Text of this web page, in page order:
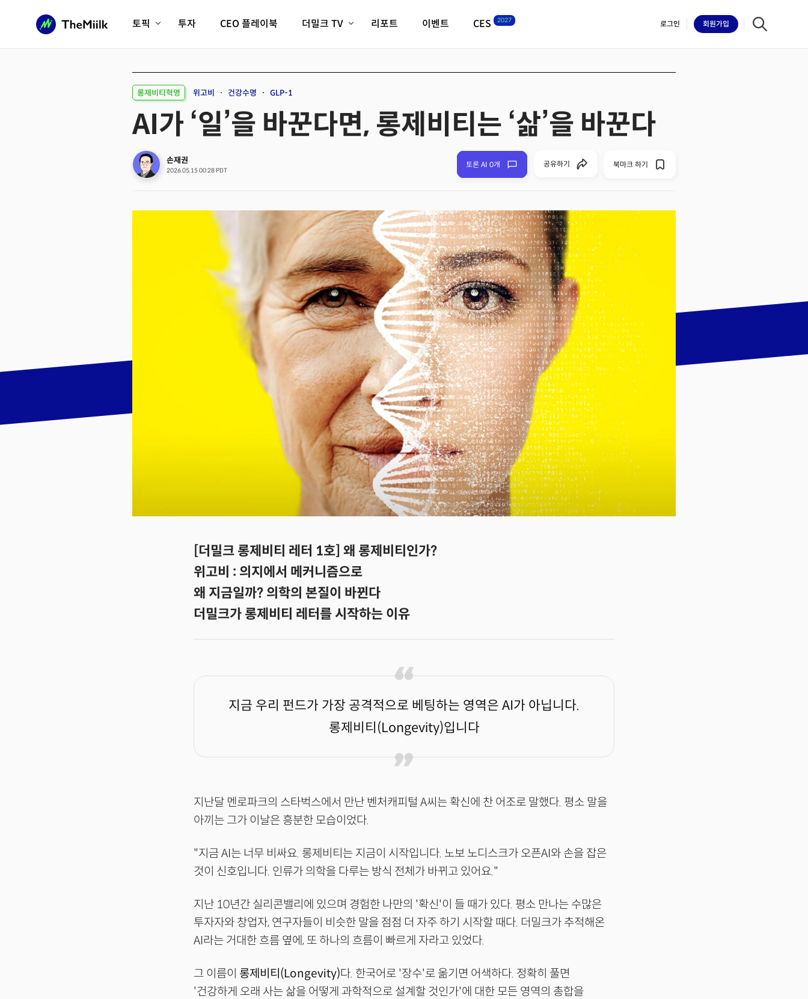
토픽
피지컬AI/로봇
AX비즈니스혁명 미래 교육/직업
전체 기사 보기
투자 CEO 플레이북 더밀크 TV
크리스의 뉴욕 시그널
리포트 이벤트 CES 2027
필드 가이드
CES2027 with TheMiilk
로그인 회원가입
롱제비티혁명 위고비 건강수명 GLP-1
AI가 ‘일’을 바꾼다면, 롱제비티는 ‘삶’을 바꾼다
손재권
2026.05.15 00:28 PDT
토론 AI 0개 공유하기
Facebook Twitter Kakaotalk LinkedIn
기사링크 복사하기
북마크 하기
[더밀크 롱제비티 레터 1호] 왜 롱제비티인가?
위고비 : 의지에서 메커니즘으로
왜 지금일까? 의학의 본질이 바뀐다
더밀크가 롱제비티 레터를 시작하는 이유
지금 우리 펀드가 가장 공격적으로 베팅하는 영역은 AI가 아닙니다.
롱제비티(Longevity)입니다
지난달 멘로파크의 스타벅스에서 만난 벤처캐피털 A씨는 확신에 찬 어조로 말했다. 평소 말을
아끼는 그가 이날은 흥분한 모습이었다.
"지금 AI는 너무 비싸요. 롱제비티는 지금이 시작입니다. 노보 노디스크가 오픈AI와 손을 잡은
것이 신호입니다. 인류가 의학을 다루는 방식 전체가 바뀌고 있어요."
지난 10년간 실리콘밸리에 있으며 경험한 나만의 '확신'이 들 때가 있다. 평소 만나는 수많은
투자자와 창업자, 연구자들이 비슷한 말을 점점 더 자주 하기 시작할 때다. 더밀크가 추적해온
AI라는 거대한 흐름 옆에, 또 하나의 흐름이 빠르게 자라고 있었다.
그 이름이 롱제비티(Longevity)다. 한국어로 '장수'로 옮기면 어색하다. 정확히 풀면
'건강하게 오래 사는 삶을 어떻게 과학적으로 설계할 것인가'에 대한 모든 영역의 총합을